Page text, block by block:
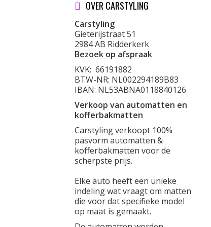
OVER CARSTYLING
Carstyling
Gieterijstraat 51
2984 AB Ridderkerk
Bezoek op afspraak
KVK: 66191882
BTW-NR: NL002294189B83
IBAN: NL53ABNA0118840126
Verkoop van automatten en
kofferbakmatten
Carstyling verkoopt 100%
pasvorm automatten &
kofferbakmatten voor de
scherpste prijs.
Elke auto heeft een unieke
indeling wat vraagt om matten
die voor dat specifieke model
op maat is gemaakt.